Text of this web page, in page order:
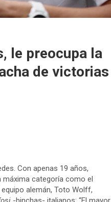
le preocupa la
de victorias
Con apenas 19 años,
máxima categoría como el
alemán, Toto Wolff,